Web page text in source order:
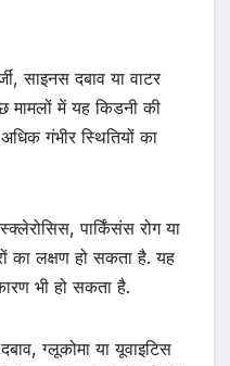
साइनस दबाव या वाटर
में यह किडनी की
अधिक गंभीर स्थितियों का
पार्किंसंस रोग या
का लक्षण हो सकता है. यह
भी हो सकता है.
ग्लूकोमा या यूवाइटिस